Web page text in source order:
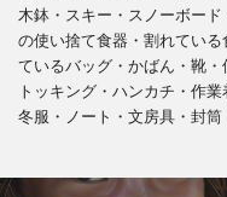
木鉢・スキー・スノーボー
の使い捨て食器・割れてい
ているバッグ・かばん・靴
トッキング・ハンカチ・作
冬服・ノート・文房具・封